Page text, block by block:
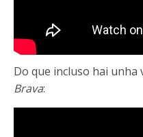
Do que incluso hai unha
Brava: